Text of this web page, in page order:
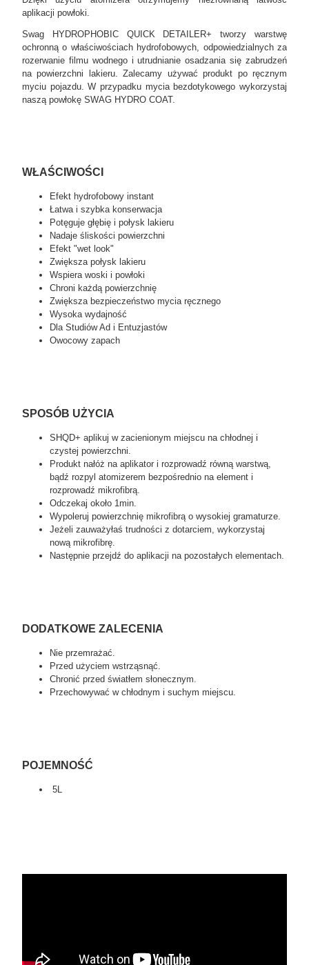
aplikacji powłoki.
Swag HYDROPHOBIC QUICK DETAILER+ tworzy warstwę
ochronną o właściwościach hydrofobowych, odpowiedzialnych za
rozerwanie filmu wodnego i utrudnianie osadzania się zabrudzeń
na powierzchni lakieru. Zalecamy używać produkt po ręcznym
myciu pojazdu. W przypadku mycia bezdotykowego wykorzystaj
naszą powłokę SWAG HYDRO COAT.
WŁAŚCIWOŚCI
Efekt hydrofobowy instant
Łatwa i szybka konserwacja
Potęguje głębię i połysk lakieru
Nadaje śliskości powierzchni
Efekt "wet look"
Zwiększa połysk lakieru
Wspiera woski i powłoki
Chroni każdą powierzchnię
Zwiększa bezpieczeństwo mycia ręcznego
Wysoka wydajność
Dla Studiów Ad i Entuzjastów
Owocowy zapach
SPOSÓB UŻYCIA
SHQD+ aplikuj w zacienionym miejscu na chłodnej i
czystej powierzchni.
Produkt nałóż na aplikator i rozprowadź równą warstwą,
bądź rozpyl atomizerem bezpośrednio na element i
rozprowadź mikrofibrą.
Odczekaj około 1min.
Wypoleruj powierzchnię mikrofibrą o wysokiej gramaturze.
Jeżeli zauważyłaś trudności z dotarciem, wykorzystaj
nową mikrofibrę.
Następnie przejdź do aplikacji na pozostałych elementach.
DODATKOWE ZALECENIA
Nie przemrażać.
Przed użyciem wstrząsnąć.
Chronić przed światłem słonecznym.
Przechowywać w chłodnym i suchym miejscu.
POJEMNOŚĆ
5L